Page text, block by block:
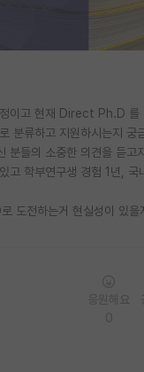
이고 현재 Direct Ph.D
분류하고 지원하시는지
분들의 소중한 의견을 듣고
고 학부연구생 경험 1년
도전하는거 현실성이 있을